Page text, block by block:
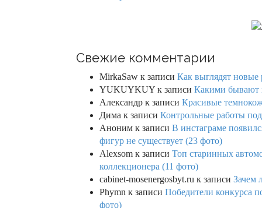
Свежие комментарии
MirkaSaw к записи Как выглядят новые
YUKUYKUY к записи Какими бывают
Александр к записи Красивые
Дима к записи Контрольные работы
Аноним к записи В инстаграме
фигур не существует (23 фото)
Alexsom к записи Топ старинных
коллекционера (11 фото)
cabinet-mosenergosbyt.ru к записи Зачем
Phymn к записи Победители конкурса
фото)